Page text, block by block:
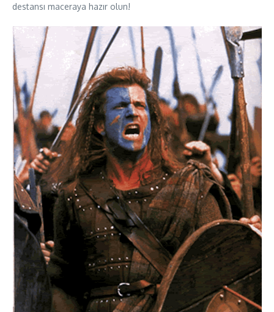
destansı maceraya hazır olun!